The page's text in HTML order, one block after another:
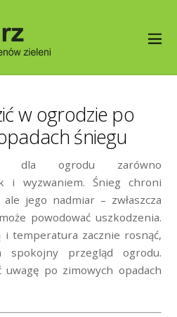
w ogrodzie po
śniegu
dla ogrodu zarówno
i wyzwaniem. Śnieg chroni
jego nadmiar – zwłaszcza
powodować uszkodzenia.
i temperatura zacznie rosnąć,
przegląd ogrodu.
uwagę po zimowych opadach